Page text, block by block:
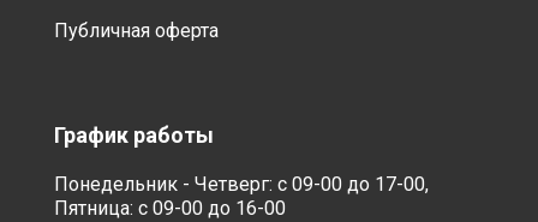
Публичная оферта
График работы
Понедельник - Четверг: с 09-00 до 17-00,
Пятница: с 09-00 до 16-00